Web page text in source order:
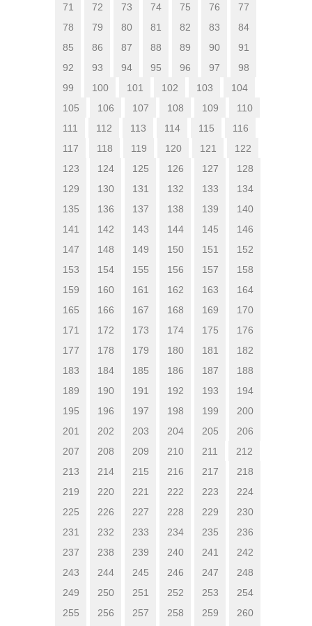
71
72 73 74 75 76
77
78
79 80 81 82 83
84
85
86 87 88 89 90
91
92
93 94 95 96 97
98
99
100 101 102 103
104
105
106 107 108 109
110
111
112 113 114 115
116
117
118 119 120 121
122
123
124 125 126 127
128
129
130 131 132 133
134
135
136 137 138 139
140
141
142 143 144 145
146
147
148 149 150 151
152
153
154 155 156 157
158
159
160 161 162 163
164
165
166 167 168 169
170
171
172 173 174 175
176
177
178 179 180 181
182
183
184 185 186 187
188
189
190 191 192 193
194
195
196 197 198 199
200
201
202 203 204 205
206
207
208 209 210 211
212
213
214 215 216 217
218
219
220 221 222 223
224
225
226 227 228 229
230
231
232 233 234 235
236
237
238 239 240 241
242
243
244 245 246 247
248
249
250 251 252 253
254
255
256 257 258 259
260